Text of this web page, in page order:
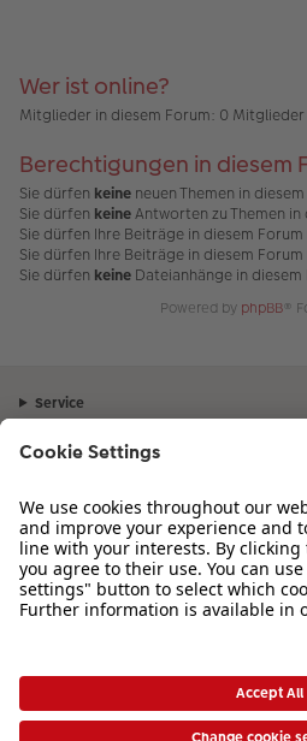
tr
a
g
v
o
n
2
Wer ist online?
Mitglieder in diesem Forum: 0 Mitglieder
Berechtigungen in diesem
Sie dürfen keine neuen Themen in
Sie dürfen keineAntworten zu Themen
Sie dürfen Ihre Beiträge in diesem Forum
Sie dürfen Ihre Beiträge in diesem Forum
Sie dürfen keine Dateianhänge in
Powered by phpBB®
Service
Sortiment
Inspiration